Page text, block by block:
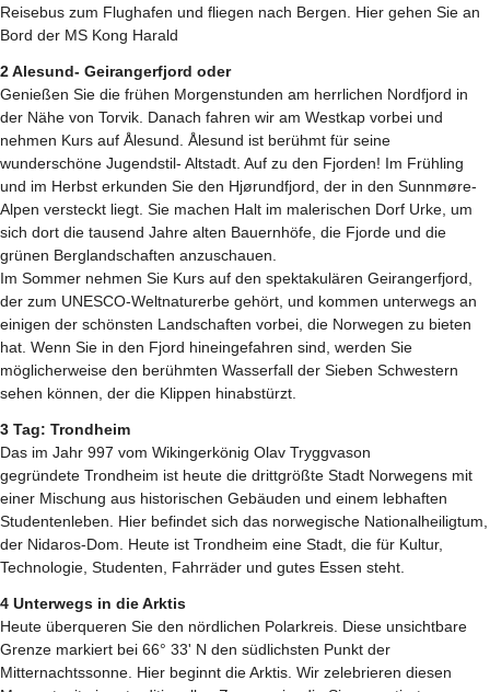
Reisebus zum Flughafen und fliegen nach Bergen. Hier gehen Sie an
Bord der MS Kong Harald
2 Alesund- Geirangerfjord oder
Genießen Sie die frühen Morgenstunden am herrlichen Nordfjord in
der Nähe von Torvik. Danach fahren wir am Westkap vorbei und
nehmen Kurs auf Ålesund. Ålesund ist berühmt für seine
wunderschöne Jugendstil- Altstadt. Auf zu den Fjorden! Im Frühling
und im Herbst erkunden Sie den Hjørundfjord, der in den Sunnmøre-
Alpen versteckt liegt. Sie machen Halt im malerischen Dorf Urke, um
sich dort die tausend Jahre alten Bauernhöfe, die Fjorde und die
grünen Berglandschaften anzuschauen.
Im Sommer nehmen Sie Kurs auf den spektakulären Geirangerfjord,
der zum UNESCO-Weltnaturerbe gehört, und kommen unterwegs an
einigen der schönsten Landschaften vorbei, die Norwegen zu bieten
hat. Wenn Sie in den Fjord hineingefahren sind, werden Sie
möglicherweise den berühmten Wasserfall der Sieben Schwestern
sehen können, der die Klippen hinabstürzt.
3 Tag: Trondheim
Das im Jahr 997 vom Wikingerkönig Olav Tryggvason
gegründete Trondheim ist heute die drittgrößte Stadt Norwegens mit
einer Mischung aus historischen Gebäuden und einem lebhaften
Studentenleben. Hier befindet sich das norwegische Nationalheiligtum,
der Nidaros-Dom. Heute ist Trondheim eine Stadt, die für Kultur,
Technologie, Studenten, Fahrräder und gutes Essen steht.
4 Unterwegs in die Arktis
Heute überqueren Sie den nördlichen Polarkreis. Diese unsichtbare
Grenze markiert bei 66° 33' N den südlichsten Punkt der
Mitternachtssonne. Hier beginnt die Arktis. Wir zelebrieren diesen